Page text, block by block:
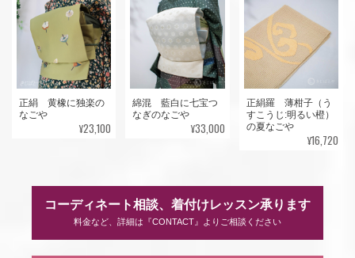
正絹 黄橡に独楽の
なごや
¥23,100
綿混 藍白に七宝つ
なぎのなごや
¥33,000
正絹羅 薄柑子（う
すこうじ:明るい橙）
の夏なごや
¥16,720
コーディネート相談、着付けレッスン承ります
料金など、詳細は『CONTACT』よりご相談ください